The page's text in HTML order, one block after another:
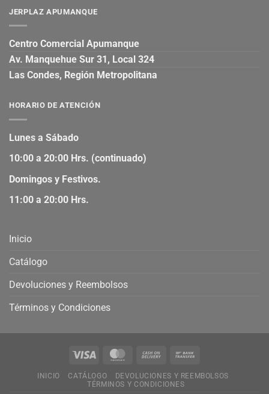
JERPLAZ APUMANQUE
Centro Comercial Apumanque
Av. Manquehue Sur 31, Local 324
Las Condes, Región Metropolitana
HORARIO DE ATENCIÓN
Lunes a Sábado
10:00 a 20:00 Hrs. (continuado)
Domingos y Festivos.
11:00 a 20:00 Hrs.
Inicio
Catálogo
Devoluciones y Reembolsos
Términos y Condiciones
INICIO CATÁLOGO
DEVOLUCIONES Y REEMBOLSOS
TÉRMINOS Y CONDICIONES